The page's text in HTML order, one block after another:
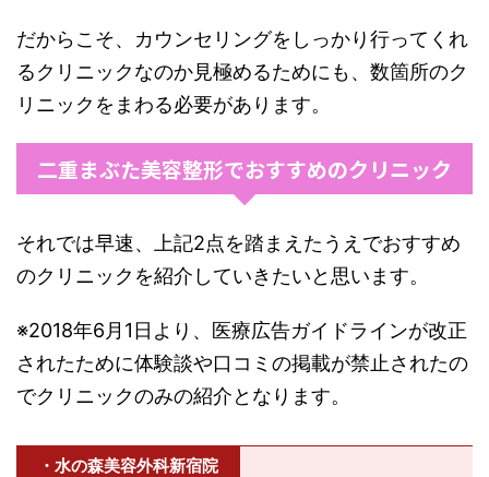
だからこそ、カウンセリングをしっかり行ってくれ
るクリニックなのか見極めるためにも、数箇所のク
リニックをまわる必要があります。
二重まぶた美容整形でおすすめのクリニック
それでは早速、上記2点を踏まえたうえでおすすめ
のクリニックを紹介していきたいと思います。
※2018年6月1日より、医療広告ガイドラインが改正
されたために体験談や口コミの掲載が禁止されたの
でクリニックのみの紹介となります。
・水の森美容外科新宿院